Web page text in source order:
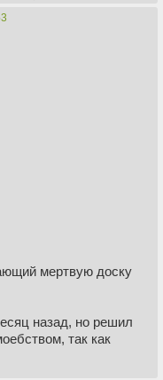
людям пофиг", но
истерики и
так не пишут. Они
мертвую доску
назад, но решил
так как